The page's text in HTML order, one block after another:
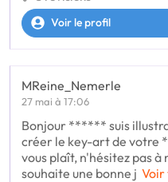
Voir le profil
MReine_Nemerle
27 mai à 17:06
Bonjour ****** suis
créer le key-art de votre
vous plaît, n'hésitez pas
souhaite une bonne j Voir